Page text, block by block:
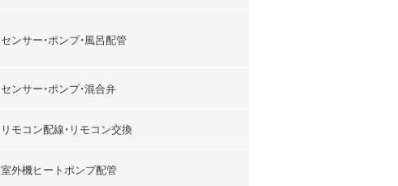
センサー・ポンプ・風呂配管
センサー・ポンプ・混合弁
リモコン配線・リモコン交換
室外機ヒートポンプ配管